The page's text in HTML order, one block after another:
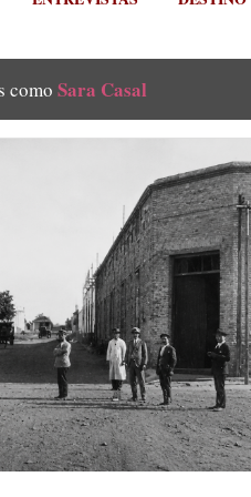
como Sara Casal